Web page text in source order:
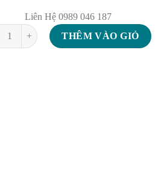
Liên Hệ 0989 046 187
THÊM VÀO GIỎ